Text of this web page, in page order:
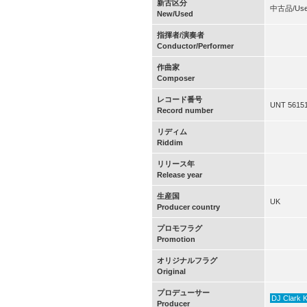
新古区分
New/Used
中古品/
指揮者/演奏者
Conductor/Performer
作曲家
Composer
レコード番号
Record number
UNT 56151
リディム
Riddim
リリース年
Release year
生産国
Producer country
UK
プロモフラグ
Promotion
オリジナルフラグ
Original
プロデューサー
Producer
DJ Clark